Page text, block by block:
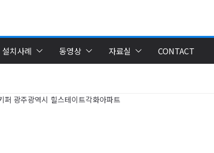
설치사례 동영상 자료실 CONTACT